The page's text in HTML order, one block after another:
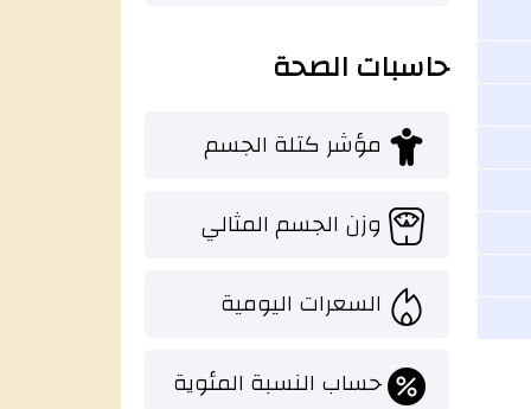
حاسبات الصحة
مؤشر كتلة الجسم
وزن الجسم المثالي
السعرات اليومية
حساب النسبة المئوية